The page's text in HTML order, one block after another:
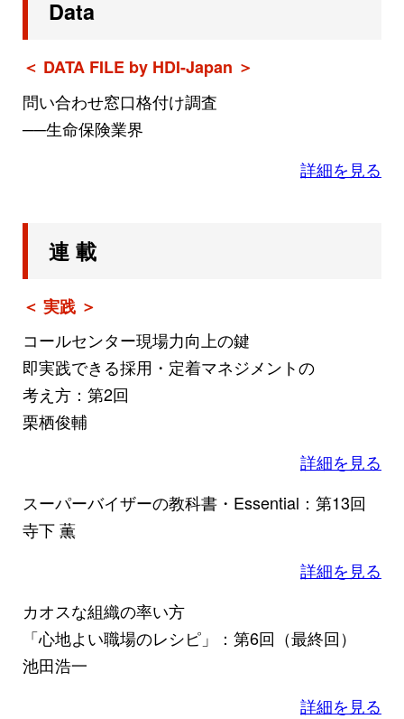
Data
＜ DATA FILE by HDI-Japan ＞
問い合わせ窓口格付け調査
──生命保険業界
詳細を見る
連 載
＜ 実践 ＞
コールセンター現場力向上の鍵
即実践できる採用・定着マネジメントの
考え方：第2回
栗栖俊輔
詳細を見る
スーパーバイザーの教科書・Essential：第13回
寺下 薫
詳細を見る
カオスな組織の率い方
「心地よい職場のレシピ」：第6回（最終回）
池田浩一
詳細を見る